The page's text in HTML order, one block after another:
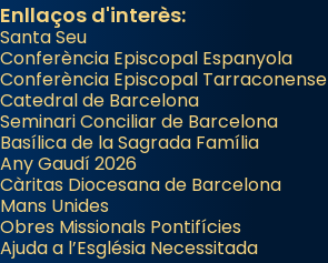
Enllaços d'interès:
Santa Seu
Conferència Episcopal Espanyola
Conferència Episcopal Tarraconense
Catedral de Barcelona
Seminari Conciliar de Barcelona
Basílica de la Sagrada Família
Any Gaudí 2026
Càritas Diocesana de Barcelona
Mans Unides
Obres Missionals Pontifícies
Ajuda a l’Església Necessitada